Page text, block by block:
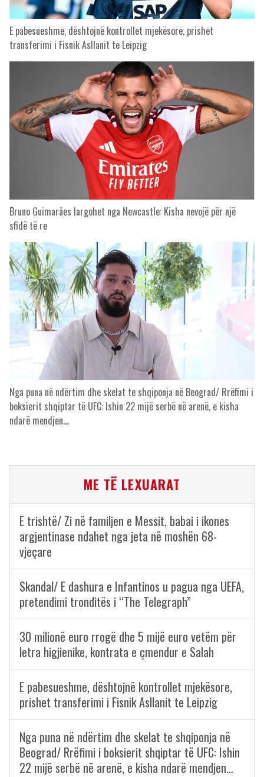
E pabesueshme, dështojnë kontrollet mjekësore, prishet
transferimi i Fisnik Asllanit te Leipzig
Bruno Guimarães largohet nga Newcastle: Kisha nevojë për një
sfidë të re
Nga puna në ndërtim dhe skelat te shqiponja në Beograd/ Rrëfimi i
boksierit shqiptar të UFC: Ishin 22 mijë serbë në arenë, e kisha
ndarë mendjen…
ME TË LEXUARAT
E trishtë/ Zi në familjen e Messit, babai i ikones
argjentinase ndahet nga jeta në moshën 68-
vjeçare
Skandal/ E dashura e Infantinos u pagua nga UEFA,
pretendimi tronditës i “The Telegraph”
30 milionë euro rrogë dhe 5 mijë euro vetëm për
letra higjienike, kontrata e çmendur e Salah
E pabesueshme, dështojnë kontrollet mjekësore,
prishet transferimi i Fisnik Asllanit te Leipzig
Nga puna në ndërtim dhe skelat te shqiponja në
Beograd/ Rrëfimi i boksierit shqiptar të UFC: Ishin
22 mijë serbë në arenë, e kisha ndarë mendjen…